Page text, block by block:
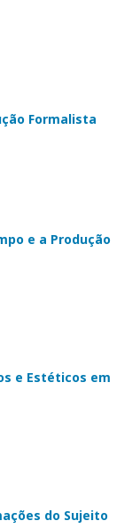
Formalista
e a Produção
e Estéticos em
do Sujeito